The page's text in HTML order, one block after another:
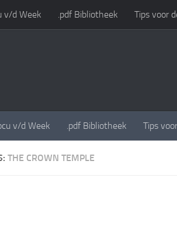
v/d Week .pdf Bibliotheek Tips voor
v/d Week .pdf Bibliotheek Tips
THE CROWN TEMPLE